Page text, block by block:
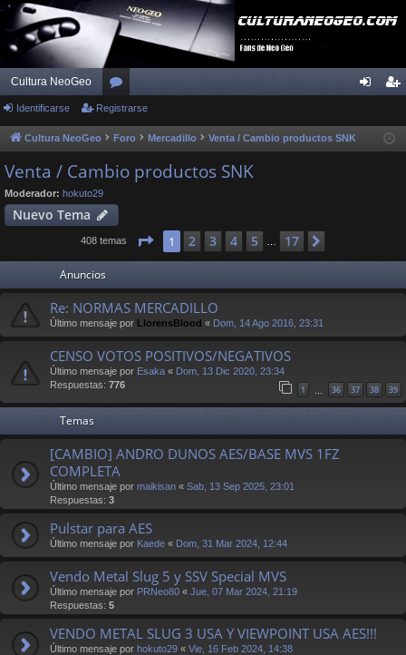
Cultura NeoGeo
or
os ist
Identificarse Registrarse
Cultura NeoGeo Foro Mercadillo Venta / Cambio productos SNK
Venta / Cambio productos SNK
Moderador: hokuto29
Nuevo Tema
408 temas Página de 17
1 2 3 4 5 … 17
Anuncios
Re: NORMAS MERCADILLO
Último mensaje por LlorensBlood « Dom, 14 Ago 2016, 23:31
CENSO VOTOS POSITIVOS/NEGATIVOS
Último mensaje por Esaka « Dom, 13 Dic 2020, 23:34
Respuestas: 776 1 36 37 38 39
Temas
[CAMBIO] ANDRO DUNOS AES/BASE MVS 1FZ
COMPLETA
Último mensaje por maikisan « Sab, 13 Sep 2025, 23:01
Respuestas: 3
Pulstar para AES
Último mensaje por Kaede « Dom, 31 Mar 2024, 12:44
Vendo Metal Slug 5 y SSV Special MVS
Último mensaje por PRNeo80 « Jue, 07 Mar 2024, 21:19
Respuestas: 5
VENDO METAL SLUG 3 USA Y VIEWPOINT USA AES!!!
Último mensaje por hokuto29 « Vie, 16 Feb 2024, 14:38